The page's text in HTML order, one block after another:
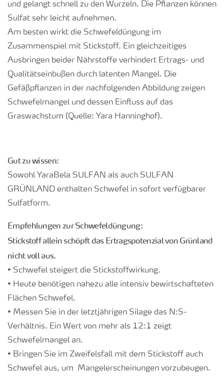
und gelangt schnell zu den Wurzeln. Die Pflanzen können
Sulfat sehr leicht aufnehmen.
Am besten wirkt die Schwefeldüngung im
Zusammenspiel mit Stickstoff. Ein gleichzeitiges
Ausbringen beider Nährstoffe verhindert Ertrags- und
Qualitätseinbußen durch latenten Mangel. Die
Gefäßpflanzen in der nachfolgenden Abbildung zeigen
Schwefelmangel und dessen Einfluss auf das
Graswachstum (Quelle: Yara Hanninghof).
Gut zu wissen:
Sowohl YaraBela SULFAN als auch SULFAN
GRÜNLAND enthalten Schwefel in sofort verfügbarer
Sulfatform.
Empfehlungen zur Schwefeldüngung:
Stickstoff allein schöpft das Ertragspotenzial von Grünland
nicht voll aus.
• Schwefel steigert die Stickstoffwirkung.
• Heute benötigen nahezu alle intensiv bewirtschafteten
Flächen Schwefel.
• Messen Sie in der letztjährigen Silage das N:S-
Verhältnis. Ein Wert von mehr als 12:1 zeigt
Schwefelmangel an.
• Bringen Sie im Zweifelsfall mit dem Stickstoff auch
Schwefel aus, um Mangelerscheinungen vorzubeugen.